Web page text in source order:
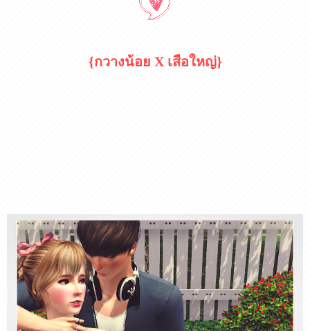
{กวางน้อย X เสือใหญ่}